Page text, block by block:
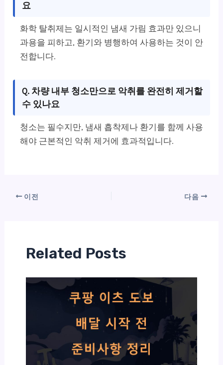
요
화학 탈취제는 일시적인 냄새 가림 효과만 있으니
과용을 피하고, 환기와 병행하여 사용하는 것이 안
전합니다.
Q. 차량 내부 청소만으로 악취를 완전히 제거할
수 있나요
청소는 필수지만, 냄새 흡착제나 환기를 함께 사용
해야 근본적인 악취 제거에 효과적입니다.
이전 다음
Related Posts